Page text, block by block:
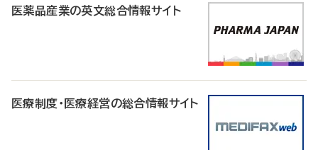
医薬品産業の英文総合情報サイト
医療制度・医療経営の総合情報サイト